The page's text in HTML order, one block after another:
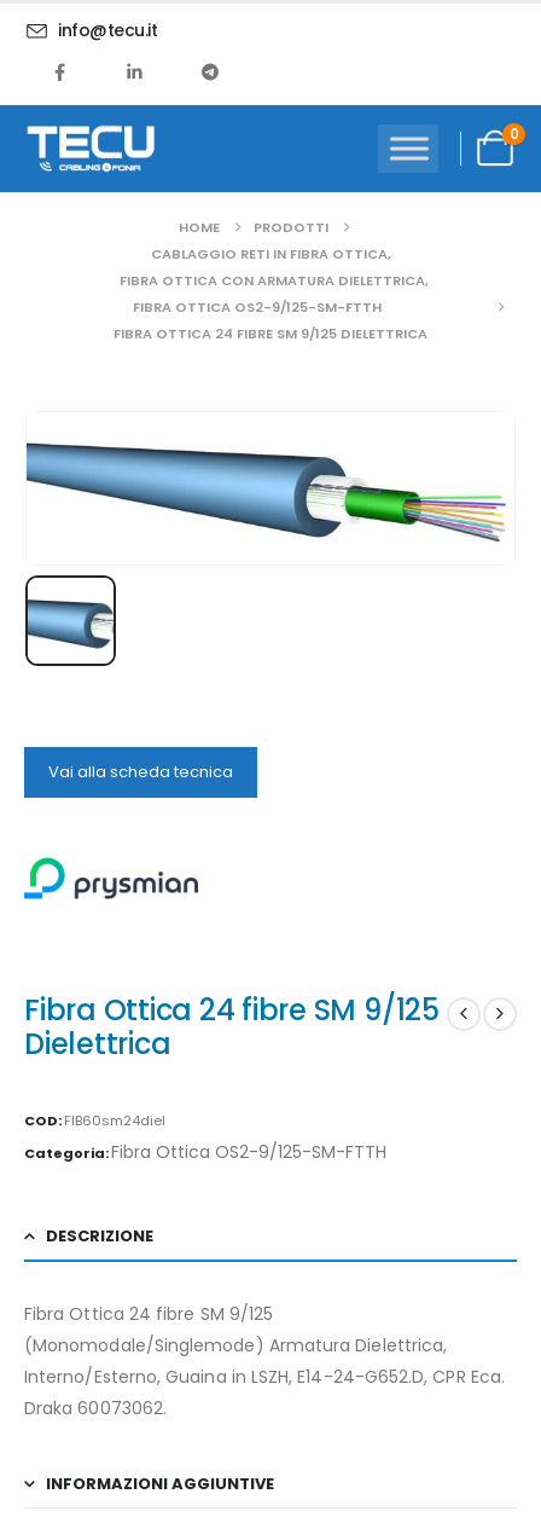
info@tecu.it
0
HOME
PRODOTTI
CABLAGGIO RETI IN FIBRA OTTICA,
FIBRA OTTICA CON ARMATURA DIELETTRICA,
FIBRA OTTICA OS2-9/125-SM-FTTH
FIBRA OTTICA 24 FIBRE SM 9/125 DIELETTRICA
Vai alla scheda tecnica
Fibra Ottica 24 fibre SM 9/125
Dielettrica
COD:FIB60sm24diel
Categoria:Fibra Ottica OS2-9/125-SM-FTTH
DESCRIZIONE
Fibra Ottica 24 fibre SM 9/125
(Monomodale/Singlemode) Armatura Dielettrica,
Interno/Esterno, Guaina in LSZH, E14-24-G652.D, CPR Eca.
Draka 60073062.
INFORMAZIONI AGGIUNTIVE